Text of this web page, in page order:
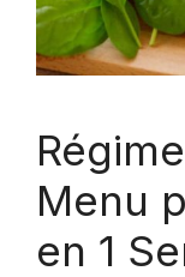
Menu
en 1